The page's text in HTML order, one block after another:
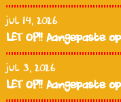
jul 14, 2026
LET OP!! Aangepaste
jul 3, 2026
LET OP!! Aangepaste